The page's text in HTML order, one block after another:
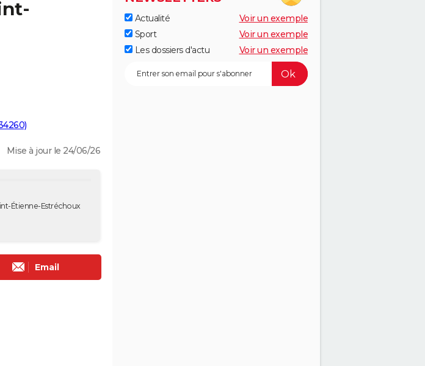
Mise à jour le 24/06/26
Étienne-Estréchoux
Email
Actualité
Voir un exemple
Sport
Voir un exemple
Les dossiers d'actu
Voir un exemple